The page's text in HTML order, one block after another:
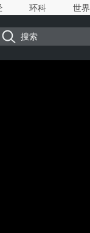
环科 世界